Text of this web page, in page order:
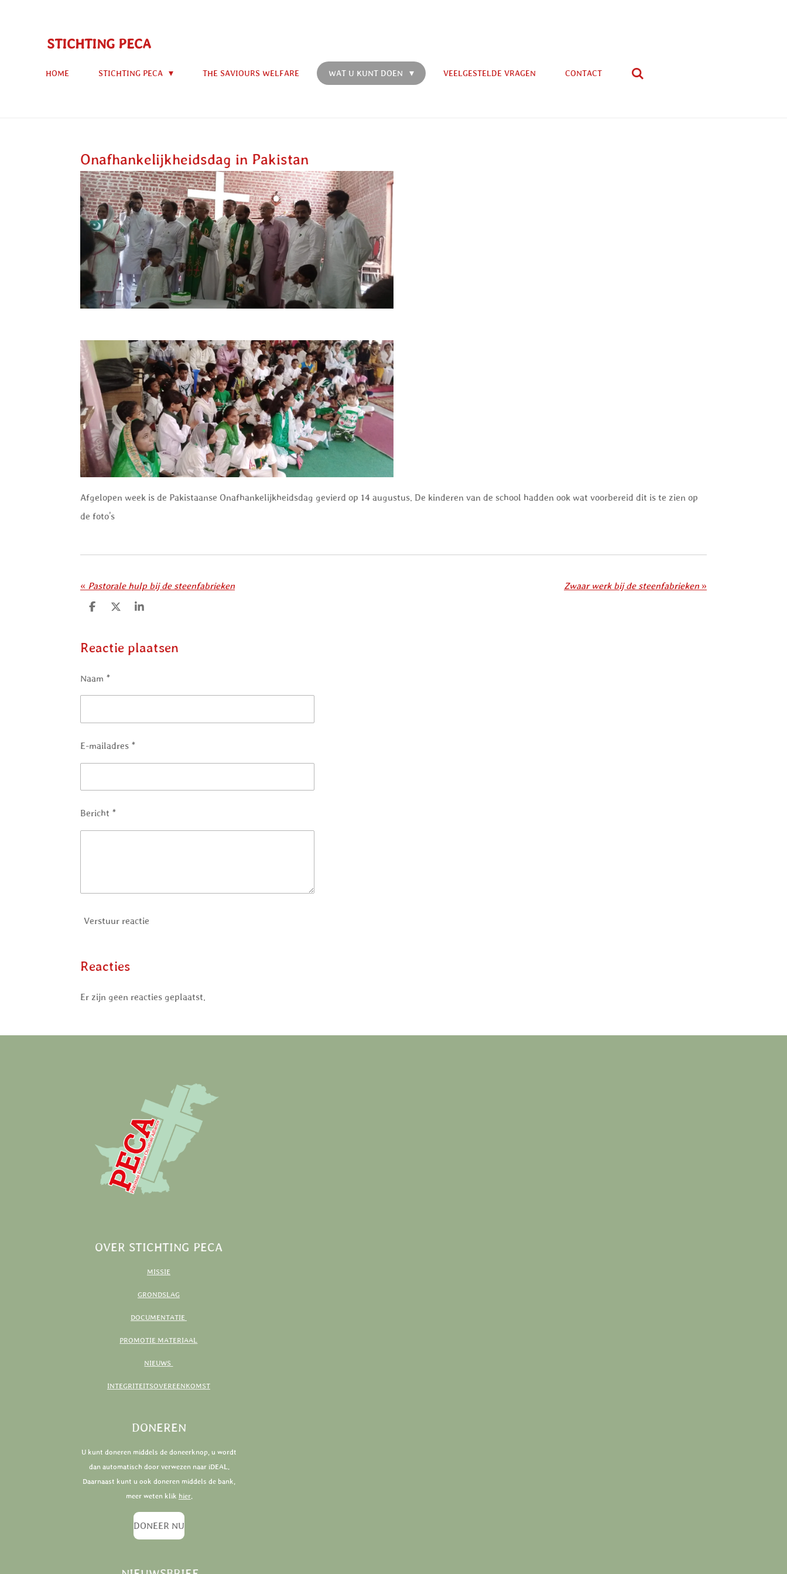
STICHTING PECA
HOME STICHTING PECA THE SAVIOURS WELFARE WAT U KUNT DOEN VEELGESTELDE VRAGEN CONTACT
Onafhankelijkheidsdag in Pakistan
Afgelopen week is de Pakistaanse Onafhankelijkheidsdag gevierd op 14 augustus. De kinderen van de school hadden ook wat voorbereid dit is te zien op
de foto's
« Pastorale hulp bij de steenfabrieken Zwaar werk bij de steenfabrieken »
D
n
D
l
S
e
Reactie plaatsen
Naam *
E-mailadres *
Bericht *
Verstuur reactie
Reacties
Er zijn geen reacties geplaatst.
OVER STICHTING PECA
MISSIE
GRONDSLAG
DOCUMENTATIE
PROMOTIE MATERIAAL
NIEUWS
INTEGRITEITSOVEREENKOMST
DONEREN
U kunt doneren middels de doneerknop, u wordt
dan automatisch door verwezen naar iDEAL.
Daarnaast kunt u ook doneren middels de bank,
meer weten klik hier.
DONEER NU